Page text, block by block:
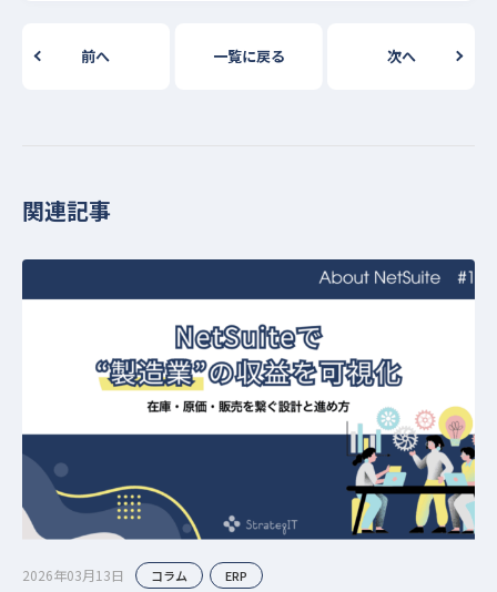
前へ 一覧に戻る 次へ
関連記事
2026年03月13日 コラム ERP